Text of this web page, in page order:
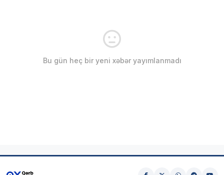
Bu gün heç bir yeni xəbər yayımlanmadı